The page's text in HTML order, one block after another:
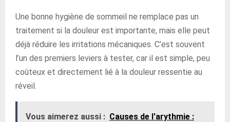
Une bonne hygiène de sommeil ne remplace pas un
traitement si la douleur est importante, mais elle peut
déjà réduire les irritations mécaniques. C’est souvent
l’un des premiers leviers à tester, car il est simple, peu
coûteux et directement lié à la douleur ressentie au
réveil.
Vous aimerez aussi : Causes de l'arythmie :